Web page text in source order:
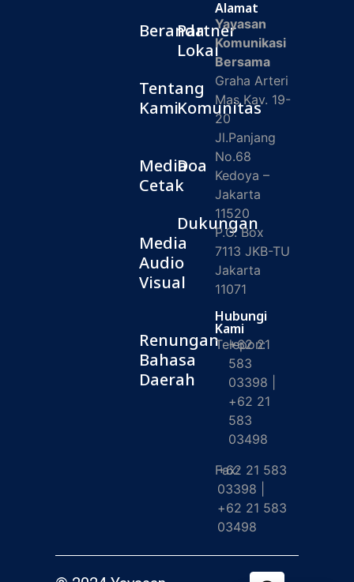
Beranda
Tentang
Kami
Media
Cetak
Media
Audio
Visual
Renungan
Bahasa
Daerah
Partner
Lokal
Komunitas
Doa
Dukungan
Alamat
Yayasan
Komunikasi
Bersama
Graha Arteri
Mas Kav. 19-
20
Jl.Panjang
No.68
Kedoya –
Jakarta
11520
P.O. Box
7113 JKB-TU
Jakarta
11071
Hubungi
Kami
Telepon:
+62 21
583
03398 |
+62 21
583
03498
Fax:
+62 21 583
03398 |
+62 21 583
03498